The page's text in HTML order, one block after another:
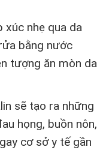
nhẹ qua da
bằng nước
tượng ăn mòn da
sẽ tạo ra những
họng, buồn nôn,
cơ sở y tế gần